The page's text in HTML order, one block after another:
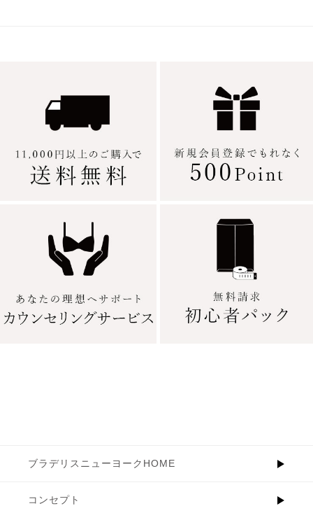
ブラデリスニューヨークHOME
コンセプト